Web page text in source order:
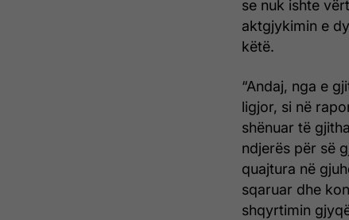
se nuk ishte
aktgjykimin e
këtë.
“Andaj, nga e
ligjor, si në
shënuar të
ndjerës për së
quajtura në
sqaruar dhe
shqyrtimin